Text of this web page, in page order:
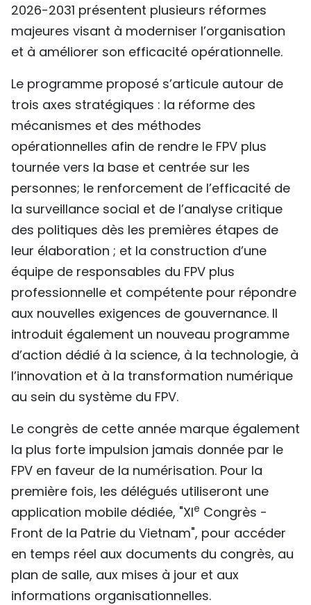
2026-2031 présentent plusieurs réformes
majeures visant à moderniser l’organisation
et à améliorer son efficacité opérationnelle.
Le programme proposé s’articule autour de
trois axes stratégiques : la réforme des
mécanismes et des méthodes
opérationnelles afin de rendre le FPV plus
tournée vers la base et centrée sur les
personnes; le renforcement de l’efficacité de
la surveillance social et de l’analyse critique
des politiques dès les premières étapes de
leur élaboration ; et la construction d’une
équipe de responsables du FPV plus
professionnelle et compétente pour répondre
aux nouvelles exigences de gouvernance. Il
introduit également un nouveau programme
d’action dédié à la science, à la technologie, à
l’innovation et à la transformation numérique
au sein du système du FPV.
Le congrès de cette année marque également
la plus forte impulsion jamais donnée par le
FPV en faveur de la numérisation. Pour la
première fois, les délégués utiliseront une
application mobile dédiée, "XIe Congrès -
Front de la Patrie du Vietnam", pour accéder
en temps réel aux documents du congrès, au
plan de salle, aux mises à jour et aux
informations organisationnelles.